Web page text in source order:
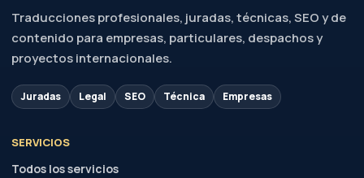
Traducciones profesionales, juradas, técnicas, SEO y de
contenido para empresas, particulares, despachos y
proyectos internacionales.
Juradas Legal SEO Técnica Empresas
SERVICIOS
Todos los servicios